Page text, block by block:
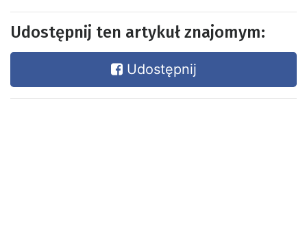
Udostępnij ten artykuł znajomym:
Udostępnij